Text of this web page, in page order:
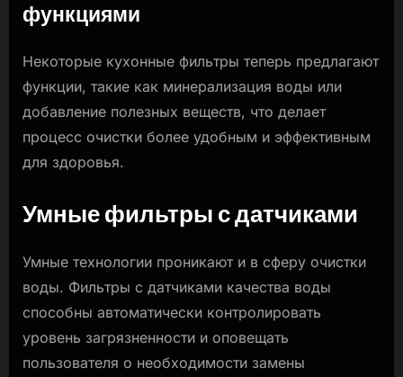
функциями
Некоторые кухонные фильтры теперь предлагают
функции, такие как минерализация воды или
добавление полезных веществ, что делает
процесс очистки более удобным и эффективным
для здоровья.
Умные фильтры с датчиками
Умные технологии проникают и в сферу очистки
воды. Фильтры с датчиками качества воды
способны автоматически контролировать
уровень загрязненности и оповещать
пользователя о необходимости замены